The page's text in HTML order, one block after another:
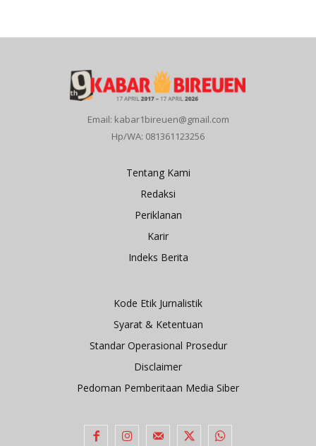
Email: kabar1bireuen@gmail.com
Hp/WA: 081361123256
Tentang Kami
Redaksi
Periklanan
Karir
Indeks Berita
Kode Etik Jurnalistik
Syarat & Ketentuan
Standar Operasional Prosedur
Disclaimer
Pedoman Pemberitaan Media Siber